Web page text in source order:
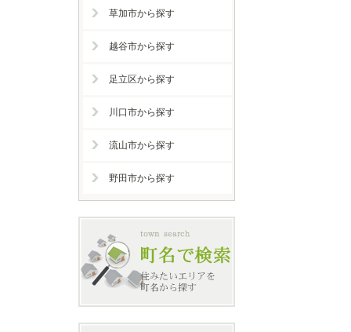
草加市から探す
越谷市から探す
足立区から探す
川口市から探す
流山市から探す
野田市から探す